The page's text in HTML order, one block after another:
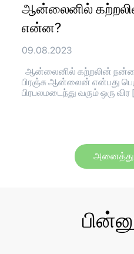
ஆன்லைனில்
என்ன?
09.08.2023
ஆன்லைனில் கற்றலின்
பிரஞ்சு ஆன்லைன் என்பது
பிரபலமடைந்து வரும் ஒரு விர